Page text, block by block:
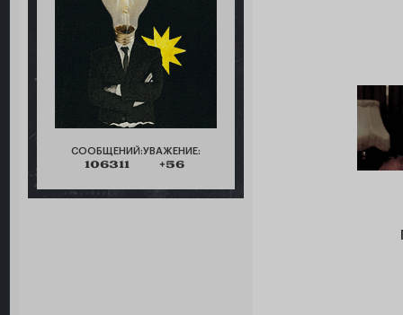
СООБЩЕНИЙ:
106311
УВАЖЕНИЕ:
+56